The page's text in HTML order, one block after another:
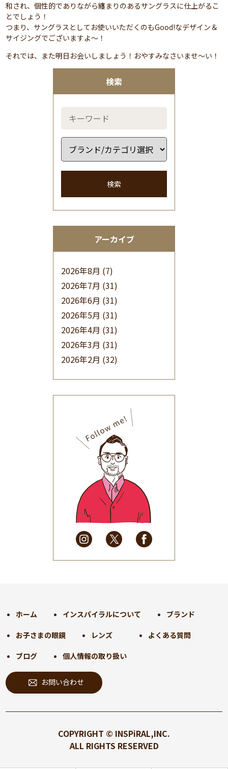
検索
検索
アーカイブ
2026年8月 (7)
2026年7月 (31)
2026年6月 (31)
2026年5月 (31)
2026年4月 (31)
2026年3月 (31)
2026年2月 (32)
(32)
2025年9月(30)
2025年8月(31)
2025年7月(37)
2025年6月(48)
2025年5月
(41)
2025年4月
(32)
2025年3月(31)
2025年2月
(28)
2025年1月
(34)
2024年9月(30)
2024年7月(31)
2024年6月(30)
2024年5月
2024年4月 (32)
2024年2月(31)
2024年1月(45)
2023年12月(31)
和され、個性的でありながら纏まりのあるサングラスに仕上がるこ
とでしょう！
つまり、サングラスとしてお使いいただくのもGood!なデザイン＆
サイジングでございますよ～！
それでは、また明日お会いしましょう！おやすみなさいませ～い！
ホーム インスパイラルについて ブランド
お子さまの眼鏡 レンズ よくある質問
ブログ 個人情報の取り扱い
お問い合わせ
COPYRIGHT © INSPiRAL,INC.
ALL RIGHTS RESERVED